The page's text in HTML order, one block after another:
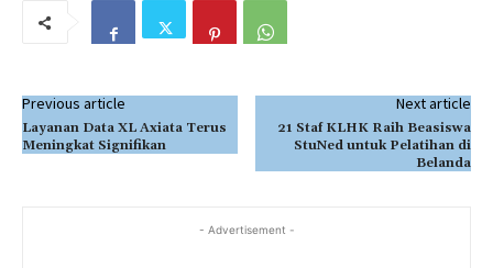
Previous article
Layanan Data XL Axiata Terus
Meningkat Signifikan
Next article
21 Staf KLHK Raih Beasiswa
StuNed untuk Pelatihan di
Belanda
- Advertisement -